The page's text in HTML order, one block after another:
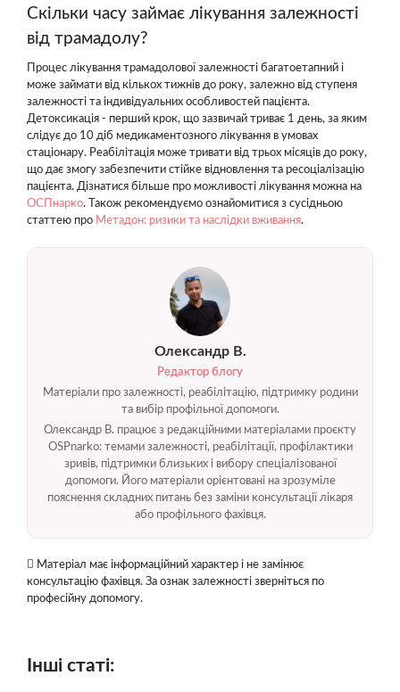
Скільки часу займає лікування залежності
від трамадолу?
Процес лікування трамадолової залежності багатоетапний і
може займати від кількох тижнів до року, залежно від ступеня
залежності та індивідуальних особливостей пацієнта.
Детоксикація - перший крок, що зазвичай триває 1 день, за яким
слідує до 10 діб медикаментозного лікування в умовах
стаціонару. Реабілітація може тривати від трьох місяців до року,
що дає змогу забезпечити стійке відновлення та ресоціалізацію
пацієнта. Дізнатися більше про можливості лікування можна на
ОСПнарко. Також рекомендуємо ознайомитися з сусідньою
статтею про Метадон: ризики та наслідки вживання.
Олександр В.
Редактор блогу
Матеріали про залежності, реабілітацію, підтримку родини
та вибір профільної допомоги.
Олександр В. працює з редакційними матеріалами проєкту
OSPnarko: темами залежності, реабілітації, профілактики
зривів, підтримки близьких і вибору спеціалізованої
допомоги. Його матеріали орієнтовані на зрозуміле
пояснення складних питань без заміни консультації лікаря
або профільного фахівця.
Матеріал має інформаційний характер і не замінює
консультацію фахівця. За ознак залежності зверніться по
професійну допомогу.
Інші статі: